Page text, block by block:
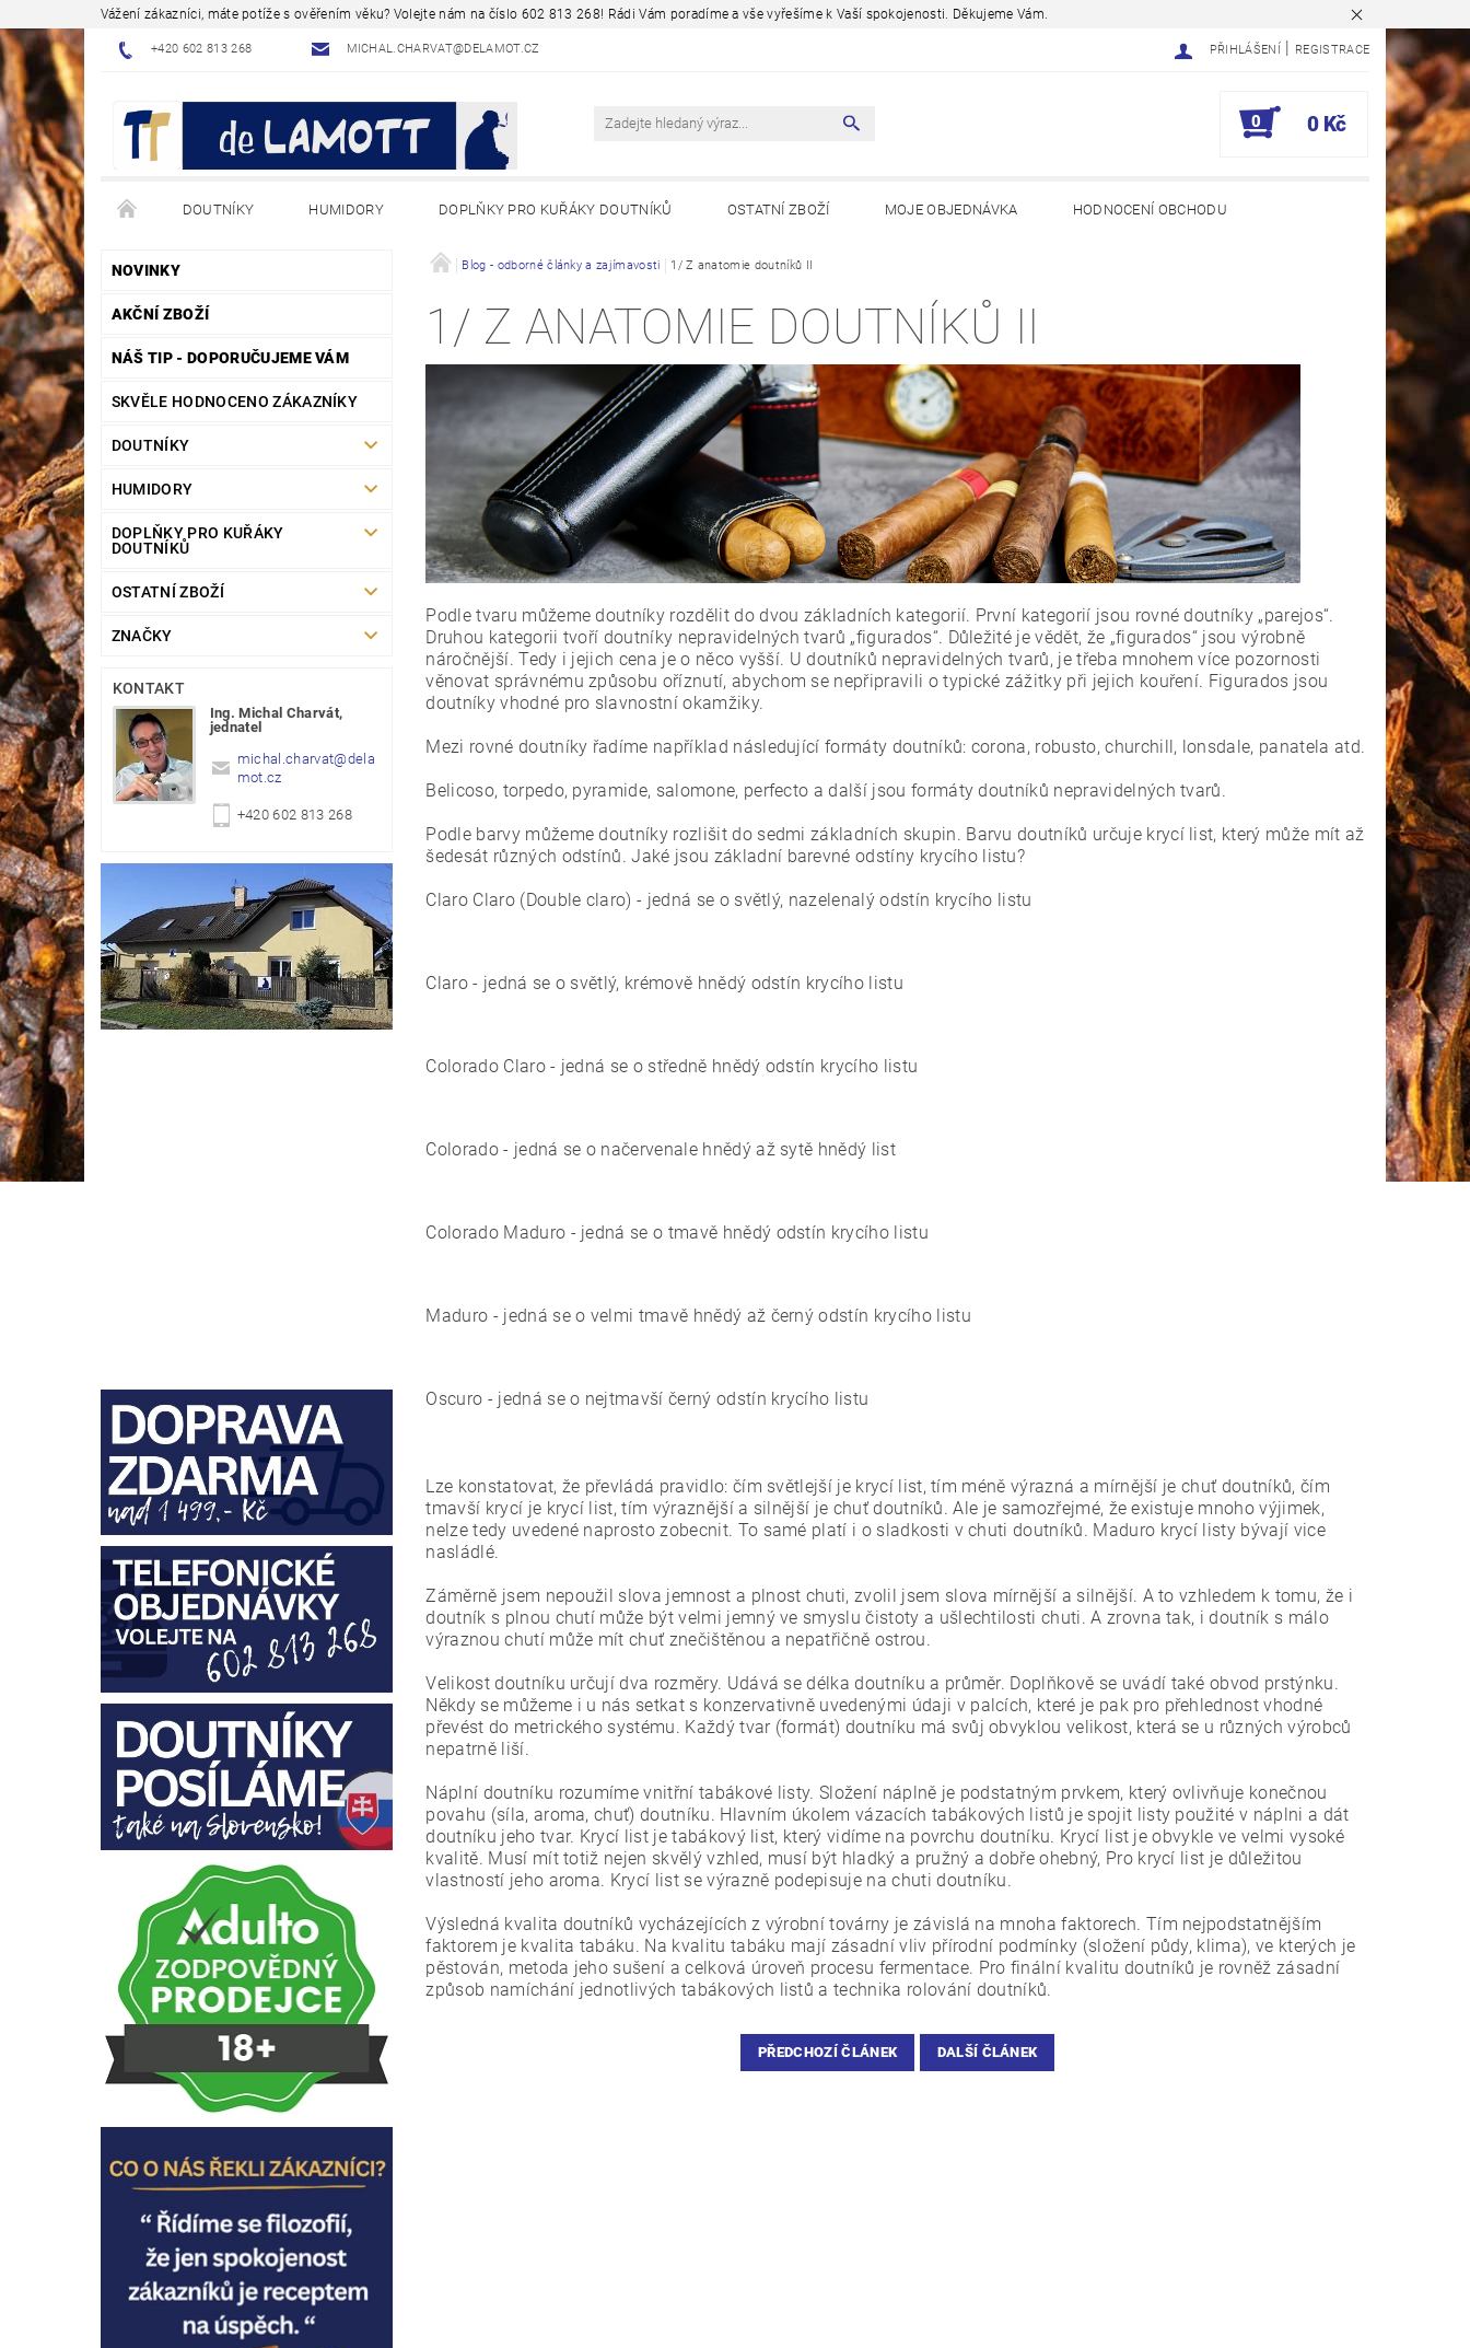
Vážení zákazníci, máte potíže s ověřením věku? Volejte nám na číslo 602 813 268! Rádi Vám poradíme a vše vyřešíme k Vaší spokojenosti. Děkujeme Vám.
+420 602 813 268 MICHAL.CHARVAT@DELAMOT.CZ PŘIHLÁŠENÍ REGISTRACE
0 0 Kč
DOUTNÍKY HUMIDORY DOPLŇKY PRO KUŘÁKY DOUTNÍKŮ OSTATNÍ ZBOŽÍ MOJE OBJEDNÁVKA HODNOCENÍ OBCHODU
NÁVODY - JAK NA TO BLOG - ODBORNÉ ČLÁNKY A ZAJÍMAVOSTI
NOVINKY
AKČNÍ ZBOŽÍ
NÁŠ TIP - DOPORUČUJEME VÁM
SKVĚLE HODNOCENO ZÁKAZNÍKY
DOUTNÍKY
HUMIDORY
DOPLŇKY PRO KUŘÁKY
DOUTNÍKŮ
OSTATNÍ ZBOŽÍ
ZNAČKY
KONTAKT
Ing. Michal Charvát,
jednatel
michal.charvat@dela
mot.cz
+420 602 813 268
Blog - odborné články a zajímavosti 1/ Z anatomie doutníků II
1/ Z ANATOMIE DOUTNÍKŮ II
Podle tvaru můžeme doutníky rozdělit do dvou základních kategorií. První kategorií jsou rovné doutníky „parejos“.
Druhou kategorii tvoří doutníky nepravidelných tvarů „figurados“. Důležité je vědět, že „figurados“ jsou výrobně
náročnější. Tedy i jejich cena je o něco vyšší. U doutníků nepravidelných tvarů, je třeba mnohem více pozornosti
věnovat správnému způsobu oříznutí, abychom se nepřipravili o typické zážitky při jejich kouření. Figurados jsou
doutníky vhodné pro slavnostní okamžiky.
Mezi rovné doutníky řadíme například následující formáty doutníků: corona, robusto, churchill, lonsdale, panatela atd.
Belicoso, torpedo, pyramide, salomone, perfecto a další jsou formáty doutníků nepravidelných tvarů.
Podle barvy můžeme doutníky rozlišit do sedmi základních skupin. Barvu doutníků určuje krycí list, který může mít až
šedesát různých odstínů.Jaké jsou základní barevné odstíny krycího listu?
Claro Claro (Double claro) - jedná se o světlý, nazelenalý odstín krycího listu
Claro - jedná se o světlý, krémově hnědý odstín krycího listu
Colorado Claro - jedná se o středně hnědý odstín krycího listu
Colorado - jedná se o načervenale hnědý až sytě hnědý list
Colorado Maduro - jedná se o tmavě hnědý odstín krycího listu
Maduro - jedná se o velmi tmavě hnědý až černý odstín krycího listu
Oscuro - jedná se o nejtmavší černý odstín krycího listu
Lze konstatovat, že převládá pravidlo: čím světlejší je krycí list, tím méně výrazná a mírnější je chuť doutníků, čím
tmavší krycí je krycí list, tím výraznější a silnější je chuť doutníků. Ale je samozřejmé, že existuje mnoho výjimek,
nelze tedy uvedené naprosto zobecnit. To samé platí i o sladkosti v chuti doutníků. Maduro krycí listy bývají vice
nasládlé.
Záměrně jsem nepoužil slova jemnost a plnost chuti, zvolil jsem slova mírnější a silnější. A to vzhledem k tomu, že i
doutník s plnou chutí může být velmi jemný ve smyslu čistoty a ušlechtilosti chuti. A zrovna tak, i doutník s málo
výraznou chutí může mít chuť znečištěnou a nepatřičně ostrou.
Velikost doutníku určují dva rozměry. Udává se délka doutníku a průměr. Doplňkově se uvádí také obvod prstýnku.
Někdy se můžeme i u nás setkat s konzervativně uvedenými údaji v palcích, které je pak pro přehlednost vhodné
převést do metrického systému. Každý tvar (formát) doutníku má svůj obvyklou velikost, která se u různých výrobců
nepatrně liší.
Náplní doutníku rozumíme vnitřní tabákové listy. Složení náplně je podstatným prvkem, který ovlivňuje konečnou
povahu (síla, aroma, chuť) doutníku. Hlavním úkolem vázacích tabákových listů je spojit listy použité v náplni a dát
doutníku jeho tvar. Krycí list je tabákový list, který vidíme na povrchu doutníku. Krycí list je obvykle ve velmi vysoké
kvalitě. Musí mít totiž nejen skvělý vzhled, musí být hladký a pružný a dobře ohebný, Pro krycí list je důležitou
vlastností jeho aroma. Krycí list se výrazně podepisuje na chuti doutníku.
Výsledná kvalita doutníků vycházejících z výrobní továrny je závislá na mnoha faktorech. Tím nejpodstatnějším
faktorem je kvalita tabáku. Na kvalitu tabáku mají zásadní vliv přírodní podmínky (složení půdy, klima), ve kterých je
pěstován, metoda jeho sušení a celková úroveň procesu fermentace. Pro finální kvalitu doutníků je rovněž zásadní
způsob namíchání jednotlivých tabákových listů a technika rolování doutníků.
PŘEDCHOZÍ ČLÁNEK DALŠÍ ČLÁNEK